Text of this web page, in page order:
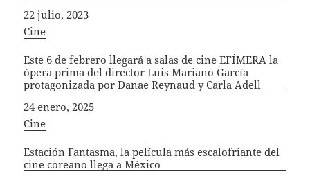
Fecha
22 julio, 2023
In relation to
Cine
Este 6 de febrero llegará a salas de cine EFÍMERA la
ópera prima del director Luis Mariano García
protagonizada por Danae Reynaud y Carla Adell
Fecha
24 enero, 2025
In relation to
Cine
Estación Fantasma, la película más escalofriante del
cine coreano llega a México